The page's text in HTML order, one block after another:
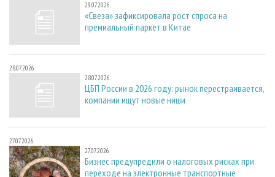
29.07.2026
«Свеза» зафиксировала рост спроса на
премиальный паркет в Китае
28.07.2026
28.07.2026
ЦБП России в 2026 году: рынок перестраивается,
компании ищут новые ниши
27.07.2026
27.07.2026
Бизнес предупредили о налоговых рисках при
переходе на электронные транспортные